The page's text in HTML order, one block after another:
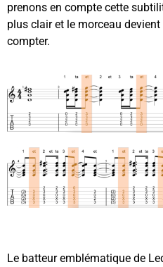
prenons en compte cette
plus clair et le morceau
compter.
Le batteur emblématique de